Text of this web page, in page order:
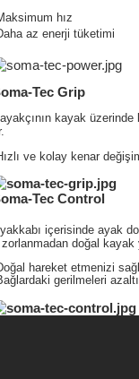
hız
az enerji tüketimi
Tec Grip
kayak üzerinde
ve kolay kenar
Tec Control
içerisinde ayak
doğal kayak
hareket etmenizi
gerilmeleri